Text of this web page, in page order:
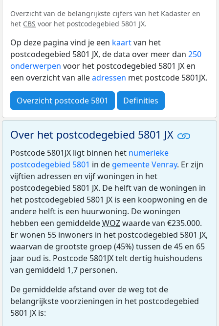
Overzicht van de belangrijkste cijfers van het Kadaster en
het CBS voor het postcodegebied 5801 JX.
Op deze pagina vind je een kaartvan het
postcodegebied 5801 JX, de data over meer dan 250
onderwerpen voor het postcodegebied 5801 JX en
een overzicht van alleadressen met postcode 5801JX.
Overzicht postcode 5801 Definities
Over het postcodegebied 5801 JX
Postcode 5801JX ligt binnen het numerieke
postcodegebied 5801 in de gemeente Venray. Er zijn
vijftien adressen en vijf woningen in het
postcodegebied 5801 JX. De helft van de woningen in
het postcodegebied 5801 JX is een koopwoning en de
andere helft is een huurwoning. De woningen
hebben een gemiddeldeWOZwaarde van €235.000.
Er wonen 55 inwoners in het postcodegebied 5801 JX,
waarvan de grootste groep (45%) tussen de 45 en 65
jaar oud is. Postcode 5801JX telt dertig huishoudens
van gemiddeld 1,7 personen.
De gemiddelde afstand over de weg tot de
belangrijkste voorzieningen in het postcodegebied
5801 JX is: